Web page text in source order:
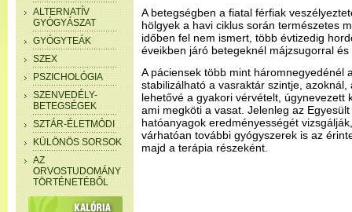
ALTERNATÍV
GYÓGYÁSZAT
GYÓGYTEÁK
SZEX
PSZICHOLÓGIA
SZENVEDÉLY-
BETEGSÉGEK
SZTÁR-ÉLETMÓDI
KÜLÖNÖS SORSOK
AZ
ORVOSTUDOMÁNY
TÖRTÉNETÉBŐL
A betegségben a fiatal férfiak
hölgyek a havi ciklus során természetes
időben fel nem ismert, több évtizedig
éveikben járó betegeknél májzsugorral
A páciensek több mint háromnegyedénél
stabilizálható a vasraktár szintje,
lehetővé a gyakori vérvételt, úgynevezett
ami megköti a vasat. Jelenleg az
hatóanyagok eredményességét
várhatóan további gyógyszerek is az
majd a terápia részeként.